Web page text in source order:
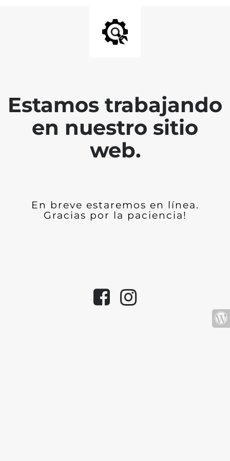
Estamos trabajando
en nuestro sitio
web.
En breve estaremos en línea.
Gracias por la paciencia!